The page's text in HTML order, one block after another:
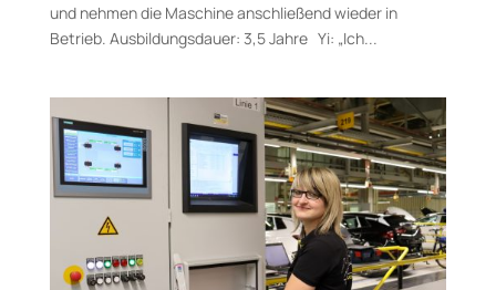
und nehmen die Maschine anschließend wieder in
Betrieb. Aus­bildungs­dauer: 3,5 Jahre Yi: „Ich...